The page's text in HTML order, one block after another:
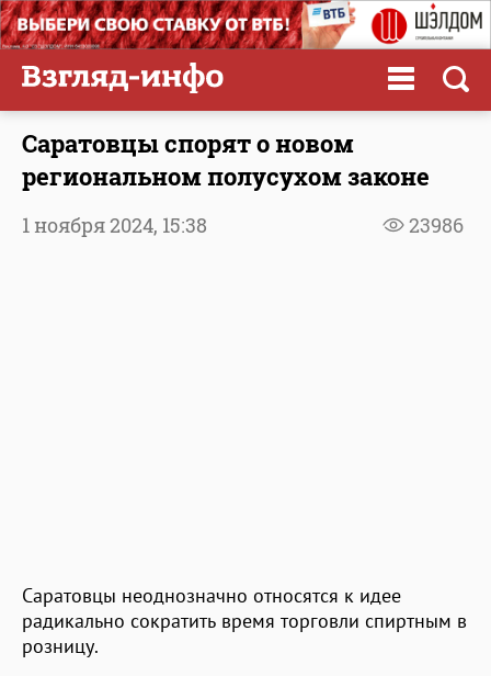
Саратовцы спорят о новом
региональном полусухом законе
23986
1 ноября 2024, 15:38
Саратовцы неоднозначно относятся к идее
радикально сократить время торговли спиртным в
розницу.